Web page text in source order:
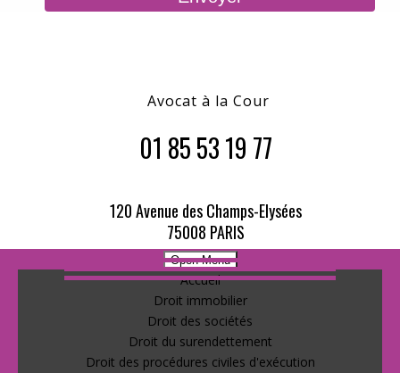
Avocat à la Cour
01 85 53 19 77
120 Avenue des Champs-Elysées
75008 PARIS
Open Menu
Accueil
Droit immobilier
Droit des sociétés
Droit du surendettement
Droit des procédures civiles d'exécution